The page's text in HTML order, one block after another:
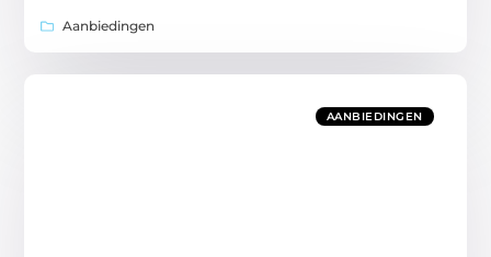
Aanbiedingen
AANBIEDINGEN